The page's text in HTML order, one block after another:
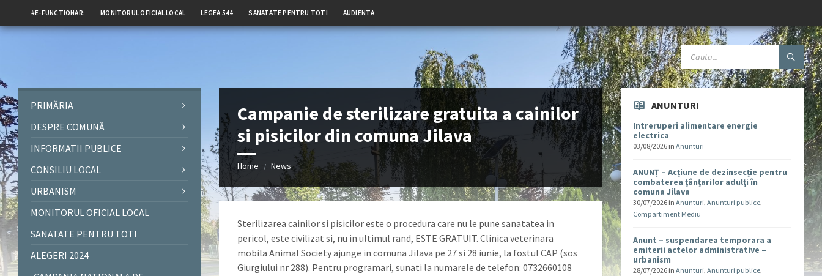
#E-FUNCTIONAR: MONITORUL OFICIAL LOCAL LEGEA 544 SANATATE PENTRU TOTI AUDIENTA
Campanie de sterilizare gratuita a cainilor
si pisicilor din comuna Jilava
Home / News
Sterilizarea cainilor si pisicilor este o procedura care nu le pune sanatatea in
pericol, este civilizat si, nu in ultimul rand, ESTE GRATUIT. Clinica veterinara
mobila Animal Society ajunge in comuna Jilava pe 27 si 28 iunie, la fostul CAP (sos
Giurgiului nr 288). Pentru programari, sunati la numarele de telefon: 0732660108
PRIMĂRIA
DESPRE COMUNĂ
INFORMATII PUBLICE
CONSILIU LOCAL
URBANISM
MONITORUL OFICIAL LOCAL
SANATATE PENTRU TOTI
ALEGERI 2024
ANUNTURI
Intreruperi alimentare energie
electrica
03/08/2026 inAnunturi
ANUNȚ – Acțiune de dezinsecție pentru
combaterea țânțarilor adulți în
comuna Jilava
30/07/2026 inAnunturi,Anunturi publice,
Compartiment Mediu
Anunt – suspendarea temporara a
emiterii actelor administrative –
urbanism
28/07/2026 inAnunturi,Anunturi publice,